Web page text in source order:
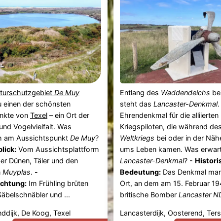
De Muy
einen der schönsten
von Texel– ein Ort der
Vogelvielfalt. Was
am Aussichtspunkt De Muy?
Vom Aussichtsplattform
Dünen, Täler und den
Muyplas. -
Im Frühling brüten
und ...
De Koog, Texel
Entlang des Waddendeichs
steht dasLancaster-Denkmal.
Ehrendenkmal für die alliierten
Kriegspiloten, die während
Weltkriegs bei oder in der
ums Leben kamen. Was
Lancaster-Denkmal? -
Bedeutung: Das Denkmal
Ort, an dem am 15. Februar
britische BomberLancaster
Lancasterdijk, Oosterend,